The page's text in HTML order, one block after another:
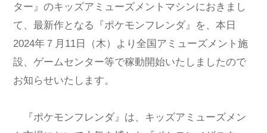
ター』のキッズアミューズメントマシンにおきまし
て、最新作となる『ポケモンフレンダ』を、本日
2024年７月11日（木）より全国アミューズメント施
設、ゲームセンター等で稼動開始いたしましたので
お知らせいたします。
『ポケモンフレンダ』は、キッズアミューズメン